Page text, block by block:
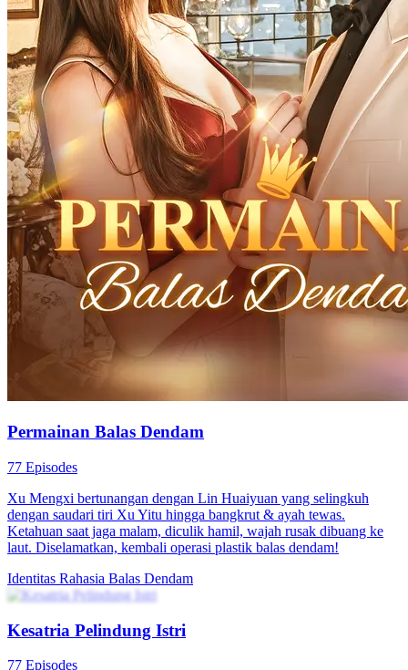
Balas Dendam Seorang Janda
81 Episodes
Sang Xue buta→keluarga dibantai jadi tersangka amnesia。Nikah
kilat dengan Qi Rufeng。Qi tewas selidiki kebenaran, ia
transplantasi kornea lalu kabur bawa anak。5 tahun kemudian balik,
jatuh cinta pada ipar balas dendam, ungkap identitas gandanya
Balas DendamKesempatan Kedua